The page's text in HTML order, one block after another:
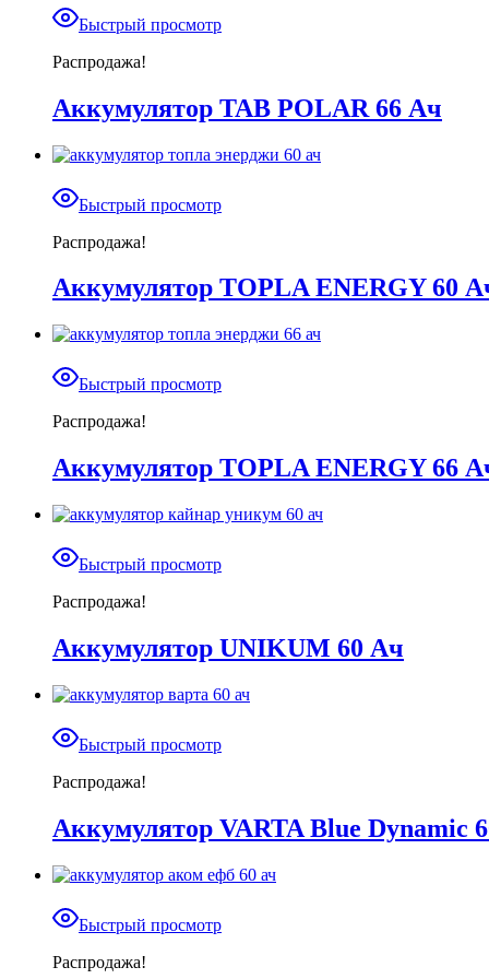
Быстрый просмотр
Распродажа!
Аккумулятор TAB POLAR 66 Ач
Быстрый просмотр
Распродажа!
Аккумулятор TOPLA ENERGY 60
Быстрый просмотр
Распродажа!
Аккумулятор TOPLA ENERGY 66
Быстрый просмотр
Распродажа!
Аккумулятор UNIKUM 60 Ач
Быстрый просмотр
Распродажа!
Аккумулятор VARTA Blue Dynamic
Быстрый просмотр
Распродажа!